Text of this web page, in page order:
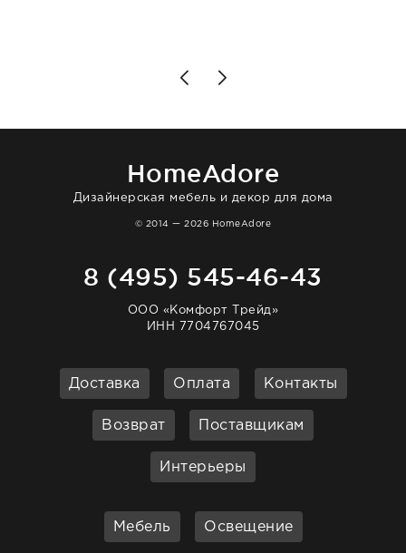
то качество выше всяких похвал. Выглядит
HomeAdore
Дизайнерская мебель и декор для дома
© 2014 — 2026 HomeAdore
8 (495) 545-46-43
ООО «Комфорт Трейд»
ИНН 7704767045
Доставка Оплата Контакты
Возврат Поставщикам
Интерьеры
Мебель Освещение